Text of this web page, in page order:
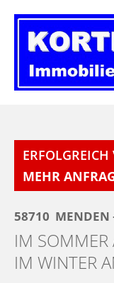
Inhalt
springen
MEHR
58710 MENDEN
IM SOMMER
IM WINTER